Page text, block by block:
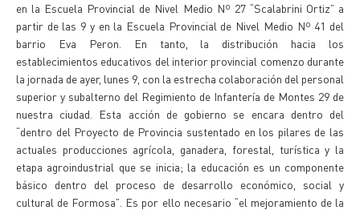
en la Escuela Provincial de Nivel Medio Nº 27 “Scalabrini Ortiz” a
partir de las 9 y en la Escuela Provincial de Nivel Medio Nº 41 del
barrio Eva Peron. En tanto, la distribución hacia los
establecimientos educativos del interior provincial comenzo durante
la jornada de ayer, lunes 9, con la estrecha colaboración del personal
superior y subalterno del Regimiento de Infantería de Montes 29 de
nuestra ciudad. Esta acción de gobierno se encara dentro del
“dentro del Proyecto de Provincia sustentado en los pilares de las
actuales producciones agrícola, ganadera, forestal, turística y la
etapa agroindustrial que se inicia; la educación es un componente
básico dentro del proceso de desarrollo económico, social y
cultural de Formosa”. Es por ello necesario “el mejoramiento de la